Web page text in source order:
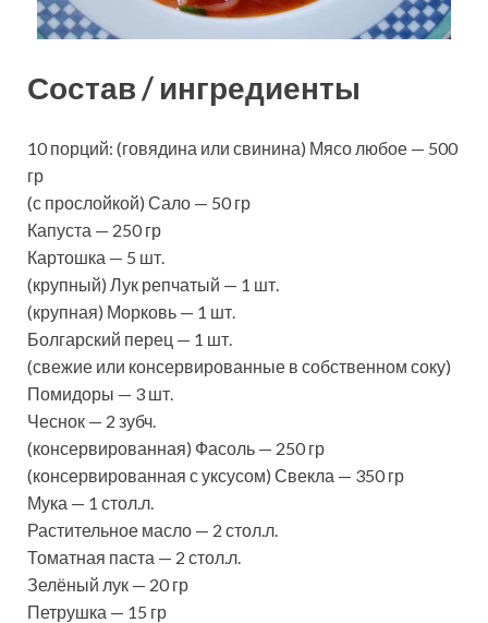
Состав / ингредиенты
10 порций: (говядина или свинина) Мясо любое — 500
гр
(с прослойкой) Сало — 50 гр
Капуста — 250 гр
Картошка — 5 шт.
(крупный) Лук репчатый — 1 шт.
(крупная) Морковь — 1 шт.
Болгарский перец — 1 шт.
(свежие или консервированные в собственном соку)
Помидоры — 3 шт.
Чеснок — 2 зубч.
(консервированная) Фасоль — 250 гр
(консервированная с уксусом) Свекла — 350 гр
Мука — 1 стол.л.
Растительное масло — 2 стол.л.
Томатная паста — 2 стол.л.
Зелёный лук — 20 гр
Петрушка — 15 гр